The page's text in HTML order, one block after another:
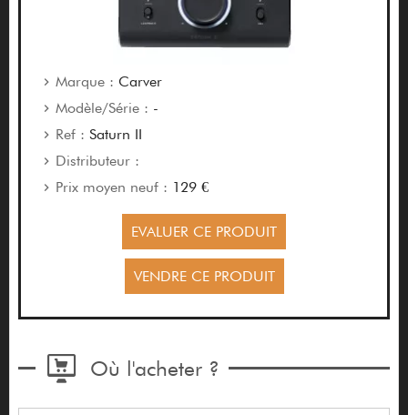
Marque : Carver
Modèle/Série : -
Ref : Saturn II
Distributeur :
Prix moyen neuf : 129 €
EVALUER CE PRODUIT
VENDRE CE PRODUIT
Où l'acheter ?